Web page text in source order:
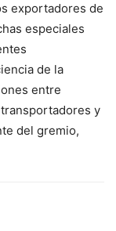
exportadores de
especiales
de la
entre
y
del gremio,